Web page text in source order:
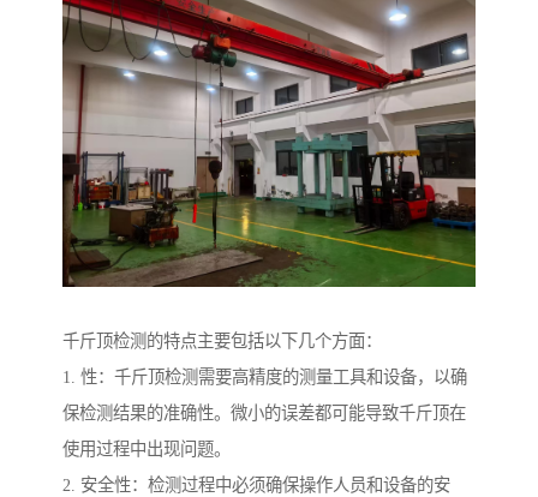
千斤顶检测的特点主要包括以下几个方面：
1. 性：千斤顶检测需要高精度的测量工具和设备，以确
保检测结果的准确性。微小的误差都可能导致千斤顶在
使用过程中出现问题。
2. 安全性：检测过程中必须确保操作人员和设备的安